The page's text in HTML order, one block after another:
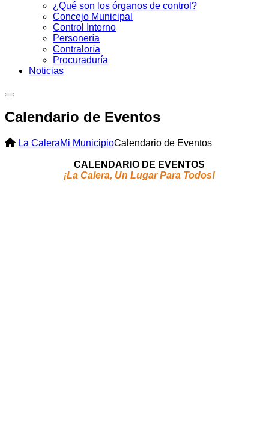
¿Qué son los órganos de control?
Concejo Municipal
Control Interno
Personería
Contraloría
Procuraduría
Noticias
Calendario de Eventos
La CaleraMi MunicipioCalendario de Eventos
CALENDARIO DE EVENTOS
¡La Calera, Un Lugar Para Todos!